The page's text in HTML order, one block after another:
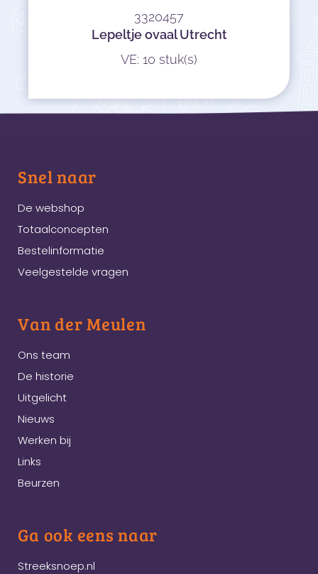
3320457
Lepeltje ovaal Utrecht
VE: 10 stuk(s)
Snel naar
De webshop
Totaalconcepten
Bestelinformatie
Veelgestelde vragen
Van der Meulen
Ons team
De historie
Uitgelicht
Nieuws
Werken bij
Links
Beurzen
Ga ook eens naar
Streeksnoep.nl